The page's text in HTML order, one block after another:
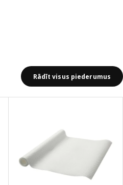
Rādīt visus piederumus